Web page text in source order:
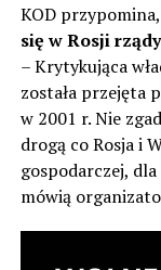
KOD
się w Rosji
– Krytykująca
została przejęta
w 2001 r. Nie
drogą co Rosja i
gospodarczej,
mówią